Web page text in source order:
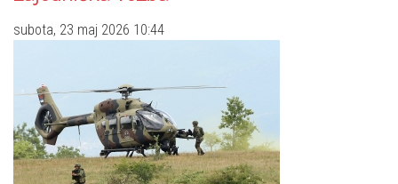
subota, 23 maj 2026 10:44